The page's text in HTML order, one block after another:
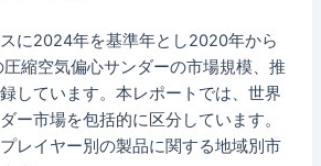
に2024年を基準年とし2020年から
縮空気偏心サンダーの市場規模、推
しています。本レポートでは、世界
ー市場を包括的に区分しています。
レイヤー別の製品に関する地域別市